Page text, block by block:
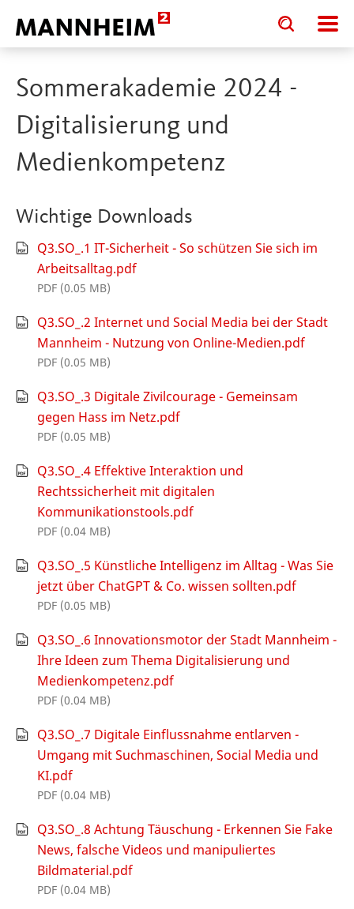
Toggle
search
input
Toggle
search
input
Sommerakademie 2024 -
Digitalisierung und
Medienkompetenz
Wichtige Downloads
Q3.SO_.1 IT-Sicherheit - So schützen Sie sich im
Arbeitsalltag.pdf
PDF (0.05 MB)
Q3.SO_.2 Internet und Social Media bei der Stadt
Mannheim - Nutzung von Online-Medien.pdf
PDF (0.05 MB)
Q3.SO_.3 Digitale Zivilcourage - Gemeinsam
gegen Hass im Netz.pdf
PDF (0.05 MB)
Q3.SO_.4 Effektive Interaktion und
Rechtssicherheit mit digitalen
Kommunikationstools.pdf
PDF (0.04 MB)
Q3.SO_.5 Künstliche Intelligenz im Alltag - Was Sie
jetzt über ChatGPT & Co. wissen sollten.pdf
PDF (0.05 MB)
Q3.SO_.6 Innovationsmotor der Stadt Mannheim -
Ihre Ideen zum Thema Digitalisierung und
Medienkompetenz.pdf
PDF (0.04 MB)
Q3.SO_.7 Digitale Einflussnahme entlarven -
Umgang mit Suchmaschinen, Social Media und
KI.pdf
PDF (0.04 MB)
Q3.SO_.8 Achtung Täuschung - Erkennen Sie Fake
News, falsche Videos und manipuliertes
Bildmaterial.pdf
PDF (0.04 MB)